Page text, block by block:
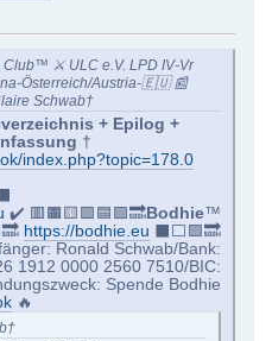
⚔ ULC e.V. LPD IV-Vr
Österreich/Austria-🇪🇺 📰
Schwab†
+ Epilog +
†
index.php?topic=178.0
✔️ 🟥🟧🟨🟩🟦🟪🔜 Bodhie™
https://bodhie.eu ⬛️⬜️🟪🔜
Ronald Schwab/Bank:
1912 0000 2560 7510/BIC:
Spende Bodhie
🔥